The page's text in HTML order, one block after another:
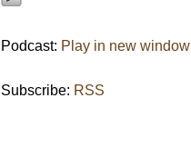
Podcast: Play in new window
Subscribe: RSS